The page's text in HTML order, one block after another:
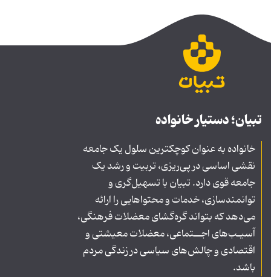
تبیان؛ دستیار خانواده
خانواده به عنوان کوچکترین سلول یک جامعه
نقشی اساسی در پی‌ریزی، تربیت و رشد یک
جامعه قوی دارد. تبیان با تسهیل‌گری و
توانمندسازی، خدمات و محتواهایی را ارائه
می‌دهد که بتواند گره‌گشای معضلات فرهنگی،
آسیـب‌های اجــتماعی، معضلات معیشتی و
اقتصادی و چالش‌های سیاسی در زندگی مردم
باشد.